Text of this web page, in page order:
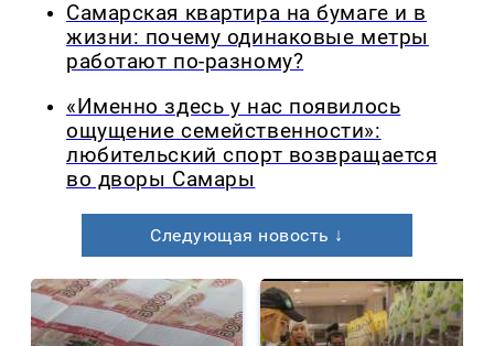
Самарская квартира на бумаге и в
жизни: почему одинаковые метры
работают по-разному?
«Именно здесь у нас появилось
ощущение семейственности»:
любительский спорт возвращается
во дворы Самары
Следующая новость ↓